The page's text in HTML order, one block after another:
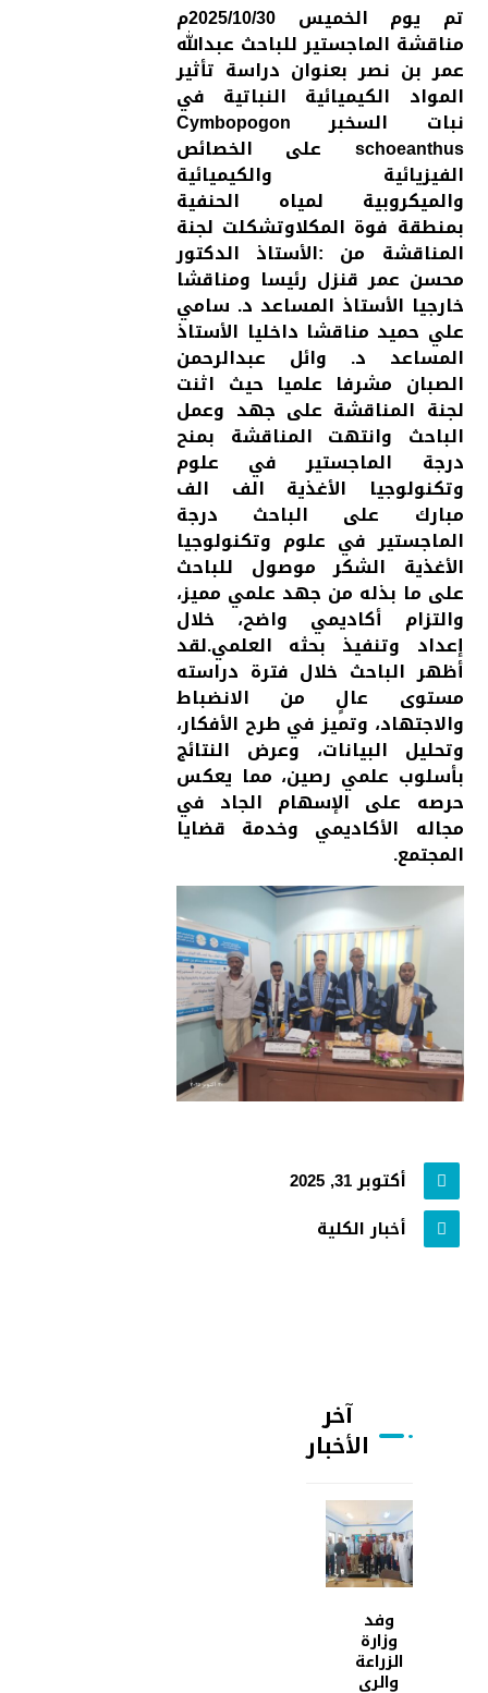
تم يوم الخميس 2025/10/30م
مناقشة الماجستير للباحث عبدالله
عمر بن نصر بعنوان دراسة تأثير
المواد الكيميائية النباتية في
نبات السخبر Cymbopogon
schoeanthus على الخصائص
الفيزيائية والكيميائية
والميكروبية لمياه الحنفية
بمنطقة فوة المكلاوتشكلت لجنة
المناقشة من :الأستاذ الدكتور
محسن عمر قنزل رئيسا ومناقشا
خارجيا الأستاذ المساعد د. سامي
علي حميد مناقشا داخليا الأستاذ
المساعد د. وائل عبدالرحمن
الصبان مشرفا علميا حيث اثنت
لجنة المناقشة على جهد وعمل
الباحث وانتهت المناقشة بمنح
درجة الماجستير في علوم
وتكنولوجيا الأغذية الف الف
مبارك على الباحث درجة
الماجستير في علوم وتكنولوجيا
الأغذية الشكر موصول للباحث
على ما بذله من جهد علمي مميز،
والتزام أكاديمي واضح، خلال
إعداد وتنفيذ بحثه العلمي.لقد
أظهر الباحث خلال فترة دراسته
مستوى عالٍ من الانضباط
والاجتهاد، وتميز في طرح الأفكار،
وتحليل البيانات، وعرض النتائج
بأسلوب علمي رصين، مما يعكس
حرصه على الإسهام الجاد في
مجاله الأكاديمي وخدمة قضايا
المجتمع.
أكتوبر 31, 2025
أخبار الكلية
آخر
الأخبار
وفد
وزارة
الزراعة
والري